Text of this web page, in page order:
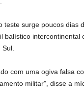
teste surge poucos dias
balístico intercontinental
com uma ogiva falsa
militar”, disse a